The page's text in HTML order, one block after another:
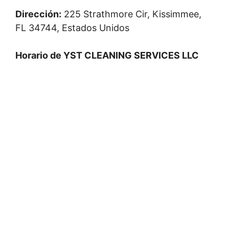
Dirección: 225 Strathmore Cir, Kissimmee,
FL 34744, Estados Unidos
Horario de YST CLEANING SERVICES LLC